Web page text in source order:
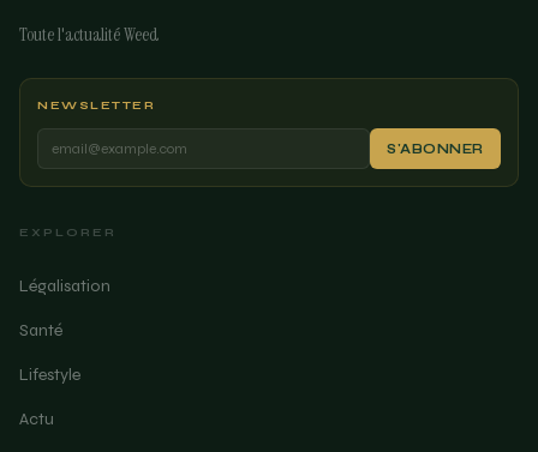
Toute l'actualité Weed
NEWSLETTER
S'ABONNER
EXPLORER
Légalisation
Santé
Lifestyle
Actu